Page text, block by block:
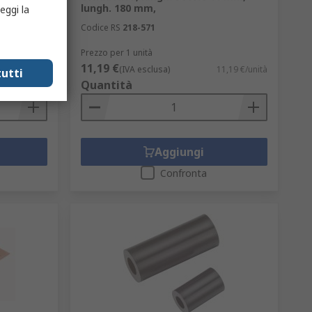
3,29 €/unità
lungh. 180 mm,
Codice RS 218-571
Prezzo per 1 unità
11,19 €(IVA esclusa) 11,19 €/unità
Quantità
Aggiungi
Confronta
la